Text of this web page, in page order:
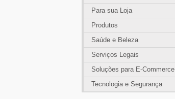
Para sua Loja
Produtos
Saúde e Beleza
Serviços Legais
Soluções para E-Commerce
Tecnologia e Segurança